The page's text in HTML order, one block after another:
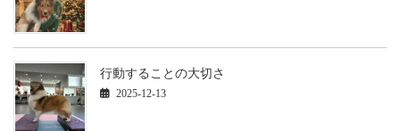
行動することの大切さ
2025-12-13